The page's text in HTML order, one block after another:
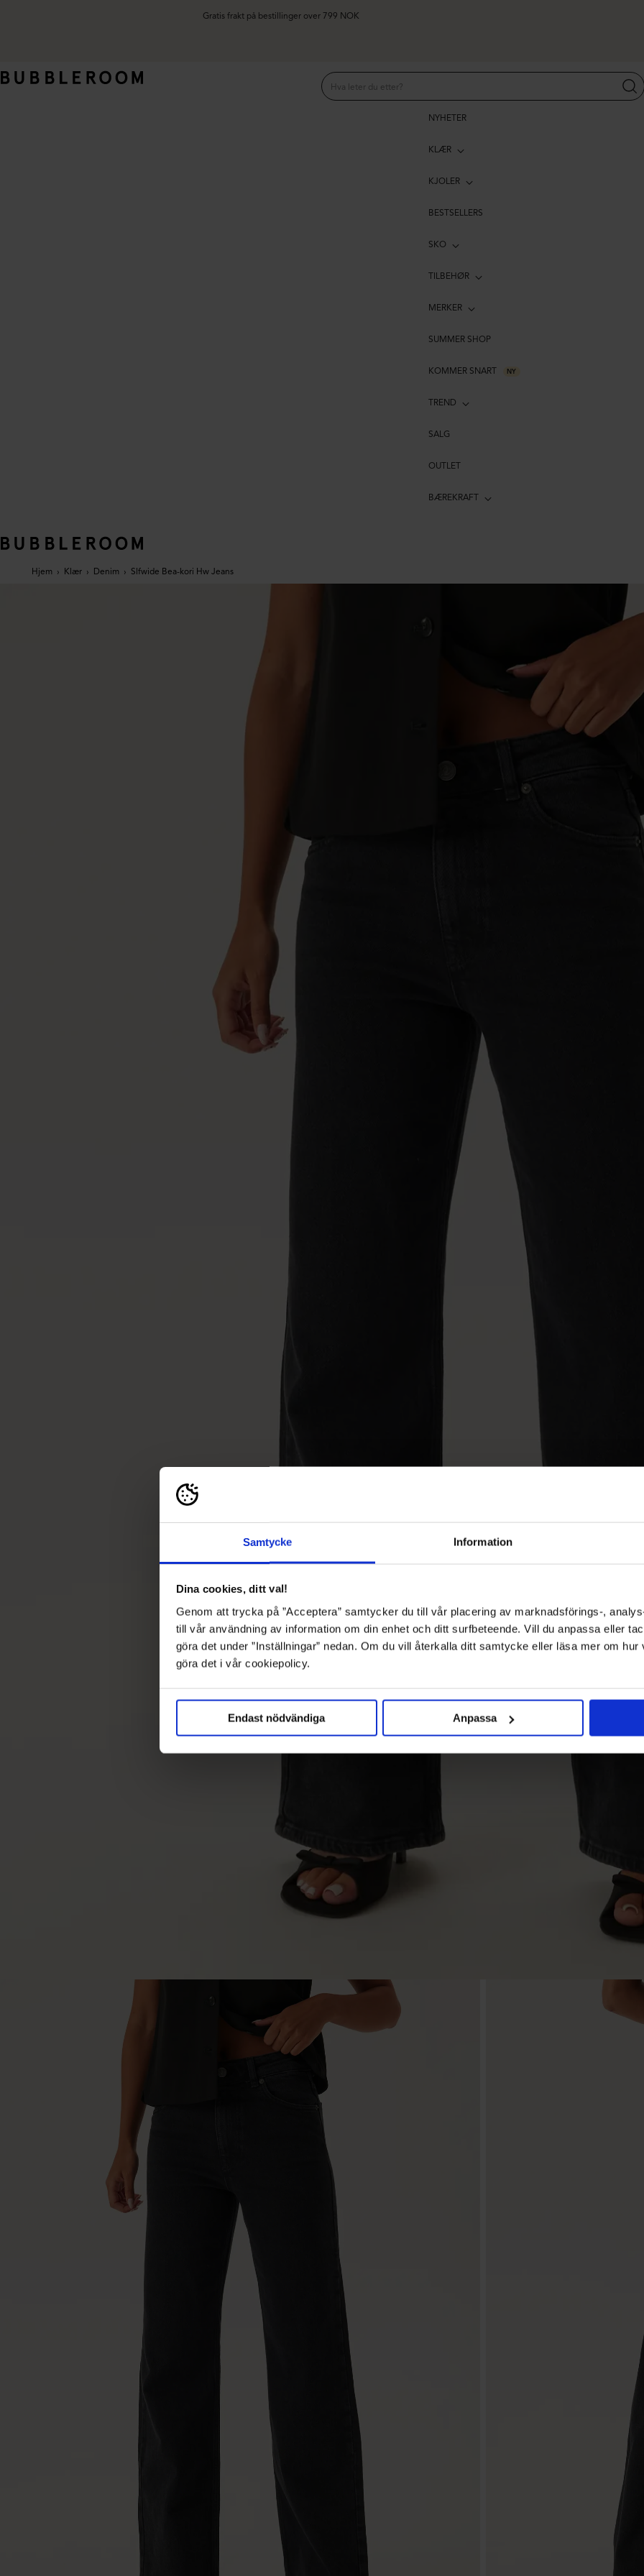
Samtycke Information
Dina cookies, ditt val!
Genom att trycka på ”Acceptera” samtycker du till vår placering av marknadsförings-,
till vår användning av information om din enhet och ditt surfbeteende. Vill du anpassa eller
göra det under ”Inställningar” nedan. Om du vill återkalla ditt samtycke eller läsa mer om
göra det i vår cookiepolicy.
Endast nödvändiga Anpassa
Gratis frakt på bestillinger over 799 NOK
NYHETER
KLÆR
KJOLER
BESTSELLERS
SKO
TILBEHØR
MERKER
SUMMER SHOP
KOMMER SNART NY
TREND
SALG
OUTLET
BÆREKRAFT
Hjem › Klær › Denim › Slfwide Bea-kori Hw Jeans